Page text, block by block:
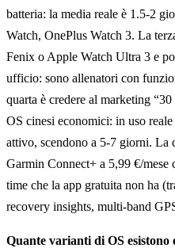
batteria: la media reale è 1.5-2
Watch, OnePlus Watch 3. La
Fenix o Apple Watch Ultra 3 e
ufficio: sono allenatori con
quarta è credere al marketing
OS cinesi economici: in uso
attivo, scendono a 5-7 giorni. La
Garmin Connect+ a 5,99 €/mese
time che la app gratuita non ha
recovery insights, multi-band
Quante varianti di OS esistono